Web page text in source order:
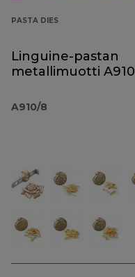
PASTA DIES
Linguine-pastan
metallimuotti A910
A910/8